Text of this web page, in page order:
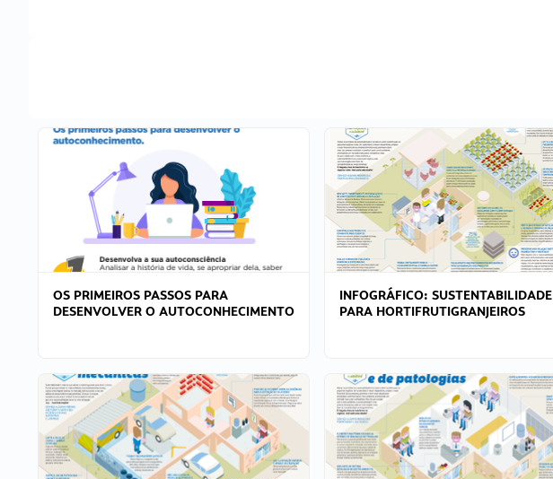
OS PRIMEIROS PASSOS PARA
DESENVOLVER O AUTOCONHECIMENTO
INFOGRÁFICO: SUSTENTABILIDADE
PARA HORTIFRUTIGRANJEIROS